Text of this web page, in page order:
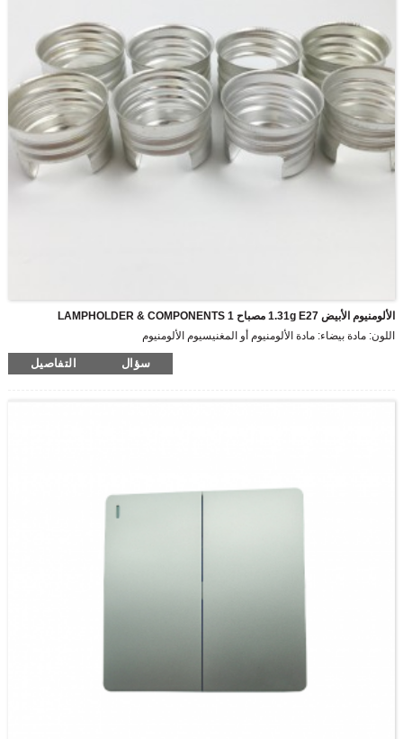
الألومنيوم الأبيض 1.31g E27 مصباح LAMPHOLDER & COMPONENTS 1
اللون: مادة بيضاء: مادة الألومنيوم أو المغنيسيوم الألومنيوم
سؤال التفاصيل